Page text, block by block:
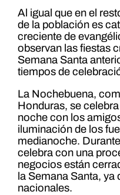
Al igual que en el
de la población es
creciente de
observan las fiestas
Semana Santa
tiempos de
La Nochebuena,
Honduras, se
noche con los
iluminación de los
medianoche.
celebra con una
negocios están
la Semana Santa, ya
nacionales.